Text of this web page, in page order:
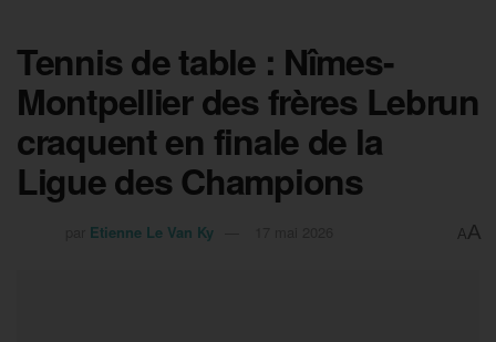
Tennis de table : Nîmes-
Montpellier des frères Lebrun
craquent en finale de la
Ligue des Champions
Etienne Le Van Ky AA